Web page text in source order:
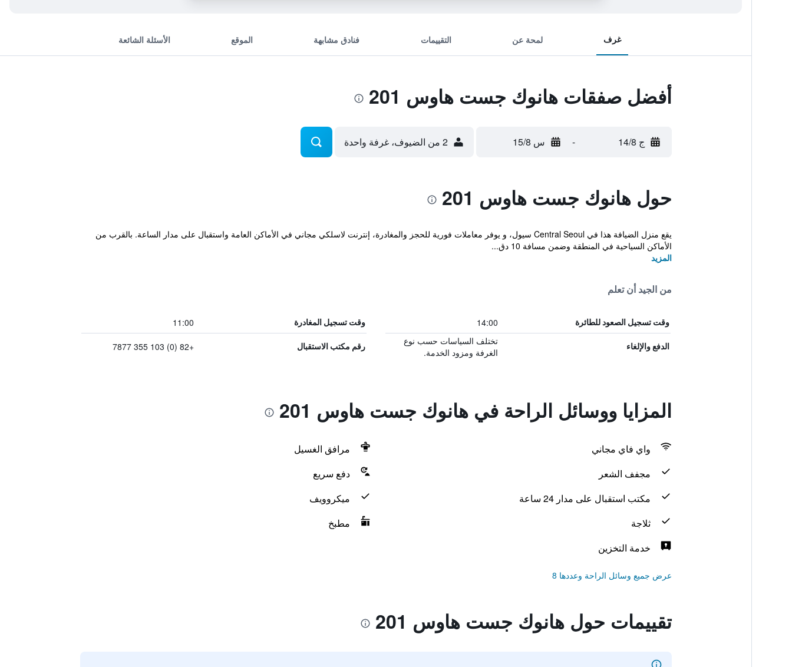
غرف لمحة عن التقييمات فنادق مشابهة الموقع الأسئلة الشائعة
أفضل صفقات هانوك جست هاوس 201
ج 14/8 - س 15/8 2 من الضيوف، غرفة واحدة
حول هانوك جست هاوس 201
يقع منزل الضيافة هذا في Central Seoul سيول، و يوفر معاملات فورية للحجز والمغادرة، إنترنت لاسلكي مجاني في الأماكن العامة واستقبال على مدار الساعة. بالقرب من
الأماكن السياحية في المنطقة وضمن مسافة 10 دق...
المزيد
من الجيد أن تعلم
وقت تسجيل الصعود للطائرة 14:00 وقت تسجيل المغادرة 11:00
الدفع والإلغاء
تختلف السياسات حسب نوع
الغرفة ومزود الخدمة.
رقم مكتب الاستقبال +82 (0) 103 355 7877
المزايا ووسائل الراحة في هانوك جست هاوس 201
واي فاي مجاني
مرافق الغسيل
مجفف الشعر
دفع سريع
مكتب استقبال على مدار 24 ساعة
ميكروويف
ثلاجة
مطبخ
خدمة التخزين
عرض جميع وسائل الراحة وعددها 8
تقييمات حول هانوك جست هاوس 201